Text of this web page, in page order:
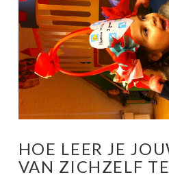
HOE LEER JE
VAN ZICHZELF